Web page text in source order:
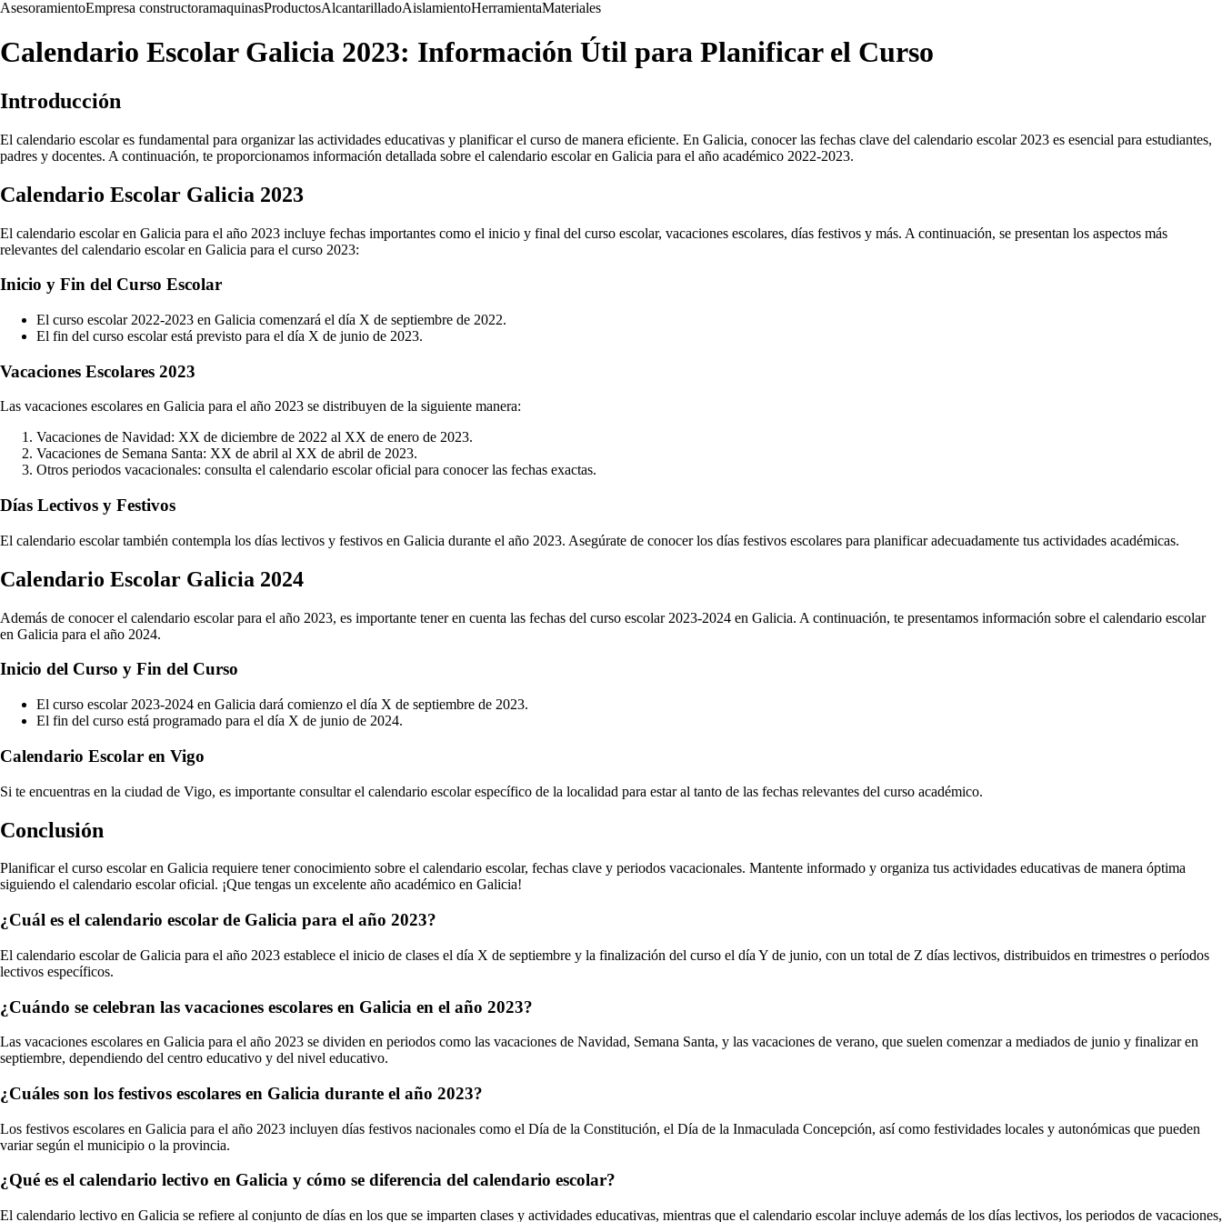
AsesoramientoEmpresa constructoramaquinasProductosAlcantarilladoAislamientoHerramientaMateriales
Calendario Escolar Galicia 2023: Información Útil para Planificar el Curso
Introducción
El calendario escolar es fundamental para organizar las actividades educativas y planificar el curso de manera eficiente. En Galicia, conocer las fechas clave del calendario escolar 2023 es esencial para estudiantes,
padres y docentes. A continuación, te proporcionamos información detallada sobre el calendario escolar en Galicia para el año académico 2022-2023.
Calendario Escolar Galicia 2023
El calendario escolar en Galicia para el año 2023 incluye fechas importantes como el inicio y final del curso escolar, vacaciones escolares, días festivos y más. A continuación, se presentan los aspectos más
relevantes del calendario escolar en Galicia para el curso 2023:
Inicio y Fin del Curso Escolar
El curso escolar 2022-2023 en Galicia comenzará el día X de septiembre de 2022.
El fin del curso escolar está previsto para el día X de junio de 2023.
Vacaciones Escolares 2023
Las vacaciones escolares en Galicia para el año 2023 se distribuyen de la siguiente manera:
Vacaciones de Navidad: XX de diciembre de 2022 al XX de enero de 2023.
Vacaciones de Semana Santa: XX de abril al XX de abril de 2023.
Otros periodos vacacionales: consulta el calendario escolar oficial para conocer las fechas exactas.
Días Lectivos y Festivos
El calendario escolar también contempla los días lectivos y festivos en Galicia durante el año 2023. Asegúrate de conocer los días festivos escolares para planificar adecuadamente tus actividades académicas.
Calendario Escolar Galicia 2024
Además de conocer el calendario escolar para el año 2023, es importante tener en cuenta las fechas del curso escolar 2023-2024 en Galicia. A continuación, te presentamos información sobre el calendario escolar
en Galicia para el año 2024.
Inicio del Curso y Fin del Curso
El curso escolar 2023-2024 en Galicia dará comienzo el día X de septiembre de 2023.
El fin del curso está programado para el día X de junio de 2024.
Calendario Escolar en Vigo
Si te encuentras en la ciudad de Vigo, es importante consultar el calendario escolar específico de la localidad para estar al tanto de las fechas relevantes del curso académico.
Conclusión
Planificar el curso escolar en Galicia requiere tener conocimiento sobre el calendario escolar, fechas clave y periodos vacacionales. Mantente informado y organiza tus actividades educativas de manera óptima
siguiendo el calendario escolar oficial. ¡Que tengas un excelente año académico en Galicia!
¿Cuál es el calendario escolar de Galicia para el año 2023?
El calendario escolar de Galicia para el año 2023 establece el inicio de clases el día X de septiembre y la finalización del curso el día Y de junio, con un total de Z días lectivos, distribuidos en trimestres o períodos
lectivos específicos.
¿Cuándo se celebran las vacaciones escolares en Galicia en el año 2023?
Las vacaciones escolares en Galicia para el año 2023 se dividen en periodos como las vacaciones de Navidad, Semana Santa, y las vacaciones de verano, que suelen comenzar a mediados de junio y finalizar en
septiembre, dependiendo del centro educativo y del nivel educativo.
¿Cuáles son los festivos escolares en Galicia durante el año 2023?
Los festivos escolares en Galicia para el año 2023 incluyen días festivos nacionales como el Día de la Constitución, el Día de la Inmaculada Concepción, así como festividades locales y autonómicas que pueden
variar según el municipio o la provincia.
¿Qué es el calendario lectivo en Galicia y cómo se diferencia del calendario escolar?
El calendario lectivo en Galicia se refiere al conjunto de días en los que se imparten clases y actividades educativas, mientras que el calendario escolar incluye además de los días lectivos, los periodos de vacaciones,